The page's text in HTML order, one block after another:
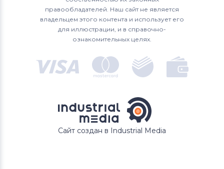
правообладателей. Наш сайт не является
владельцем этого контента и использует его
для иллюстрации, и в справочно-
ознакомительных целях.
Сайт создан в Industrial Media